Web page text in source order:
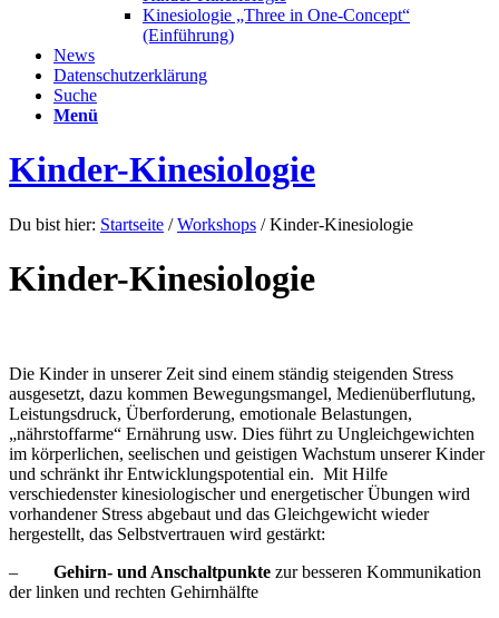
Kinesiologie „Three in One-Concept“
(Einführung)
News
Datenschutzerklärung
Suche
Menü
Kinder-Kinesiologie
Du bist hier: Startseite / Workshops / Kinder-Kinesiologie
Kinder-Kinesiologie
Die Kinder in unserer Zeit sind einem ständig steigenden Stress
ausgesetzt, dazu kommen Bewegungsmangel, Medienüberflutung,
Leistungsdruck, Überforderung, emotionale Belastungen,
„nährstoffarme“ Ernährung usw. Dies führt zu Ungleichgewichten
im körperlichen, seelischen und geistigen Wachstum unserer Kinder
und schränkt ihr Entwicklungspotential ein. Mit Hilfe
verschiedenster kinesiologischer und energetischer Übungen wird
vorhandener Stress abgebaut und das Gleichgewicht wieder
hergestellt, das Selbstvertrauen wird gestärkt:
– Gehirn- und Anschaltpunkte zur besseren Kommunikation
der linken und rechten Gehirnhälfte